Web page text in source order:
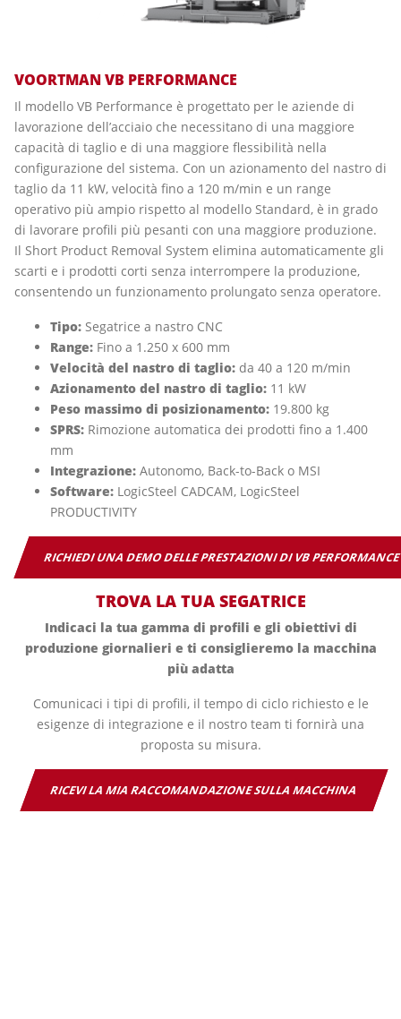
VOORTMAN VB PERFORMANCE
Il modello VB Performance è progettato per le aziende di
lavorazione dell’acciaio che necessitano di una maggiore
capacità di taglio e di una maggiore flessibilità nella
configurazione del sistema. Con un azionamento del nastro di
taglio da 11 kW, velocità fino a 120 m/min e un range
operativo più ampio rispetto al modello Standard, è in grado
di lavorare profili più pesanti con una maggiore produzione.
Il Short Product Removal System elimina automaticamente gli
scarti e i prodotti corti senza interrompere la produzione,
consentendo un funzionamento prolungato senza operatore.
Tipo: Segatrice a nastro CNC
Range: Fino a 1.250 x 600 mm
Velocità del nastro di taglio: da 40 a 120 m/min
Azionamento del nastro di taglio: 11 kW
Peso massimo di posizionamento: 19.800 kg
SPRS: Rimozione automatica dei prodotti fino a 1.400
mm
Integrazione: Autonomo, Back-to-Back o MSI
Software: LogicSteel CADCAM, LogicSteel
PRODUCTIVITY
RICHIEDI UNA DEMO DELLE PRESTAZIONI DI VB
TROVA LA TUA SEGATRICE
Indicaci la tua gamma di profili e gli obiettivi di
produzione giornalieri e ti consiglieremo la macchina
più adatta
Comunicaci i tipi di profili, il tempo di ciclo richiesto e le
esigenze di integrazione e il nostro team ti fornirà una
proposta su misura.
RICEVI LA MIA RACCOMANDAZIONE SULLA MACCHINA